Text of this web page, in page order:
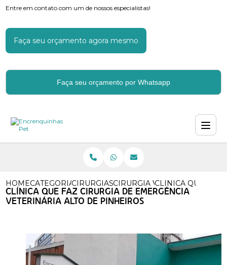
Entre em contato com um de nossos especialistas!
Faça seu orçamento agora mesmo
Faça seu orçamento por Whatsapp
HOMECATEGORIASCIRURGIAS VETERINARIAS
CIRURGIA VETERINARIA
CLINICA QUE FAZ
CLÍNICA QUE FAZ CIRURGIA DE EMERGÊNCIA
VETERINÁRIA ALTO DE PINHEIROS